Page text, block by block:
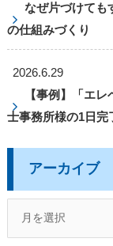
なぜ片づけても
の仕組みづくり
2026.6.29
【事例】「エ
士事務所様の1日完
アーカイブ